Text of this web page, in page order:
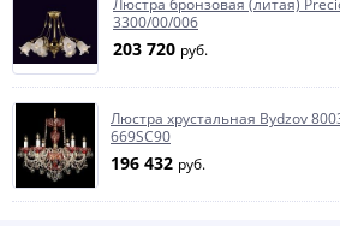
Люстра бронзовая (литая)
3300/00/006
203 720 руб.
Люстра хрустальная Bydzov
669SC90
196 432 руб.